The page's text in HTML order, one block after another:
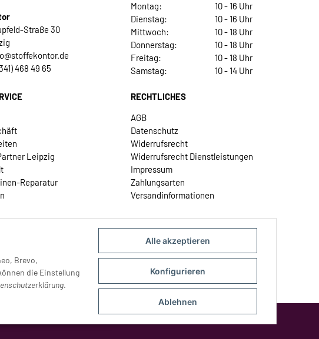
Alle akzeptieren
Konfigurieren
Ablehnen
Brevo,
die Einstellung
.
Straße 30
468 49 65
Montag:
10 - 16 Uhr
Dienstag:
10 - 16 Uhr
Mittwoch:
10 - 18 Uhr
Donnerstag:
10 - 18 Uhr
Freitag:
10 - 18 Uhr
Samstag:
10 - 14 Uhr
Leipzig
Reparatur
RECHTLICHES
AGB
Datenschutz
Widerrufsrecht
Widerrufsrecht Dienstleistungen
Impressum
Zahlungsarten
Versandinformationen